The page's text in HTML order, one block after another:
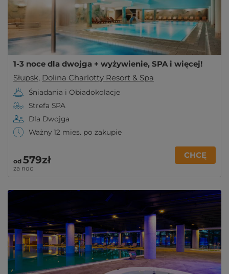
1-3 noce dla dwojga + wyżywienie, SPA i więcej!
Słupsk, Dolina Charlotty Resort & Spa
Śniadania i Obiadokolacje
Strefa SPA
Dla Dwojga
Ważny 12 mies. po zakupie
od 579zł
za noc
CHCĘ